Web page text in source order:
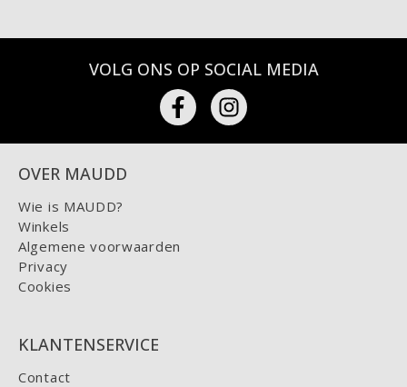
VOLG ONS OP SOCIAL MEDIA
OVER MAUDD
Wie is MAUDD?
Winkels
Algemene voorwaarden
Privacy
Cookies
KLANTENSERVICE
Contact